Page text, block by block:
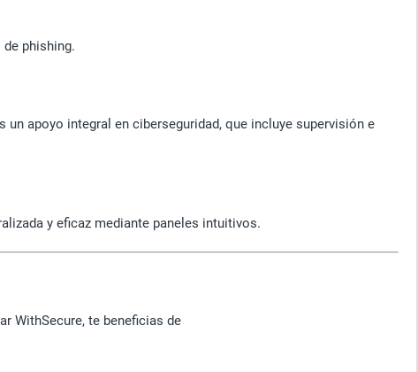
phishing.
apoyo integral en ciberseguridad, que incluye supervisión e
y eficaz mediante paneles intuitivos.
WithSecure, te beneficias de